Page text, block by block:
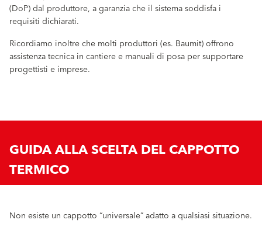
(DoP) dal produttore, a garanzia che il sistema soddisfa i
requisiti dichiarati.
Ricordiamo inoltre che molti produttori (es. Baumit) offrono
assistenza tecnica in cantiere e manuali di posa per supportare
progettisti e imprese.
GUIDA ALLA SCELTA DEL CAPPOTTO
TERMICO
Non esiste un cappotto “universale” adatto a qualsiasi situazione.